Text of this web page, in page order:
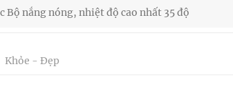
nắng nóng, nhiệt độ cao nhất 35 độ
Khỏe - Đẹp